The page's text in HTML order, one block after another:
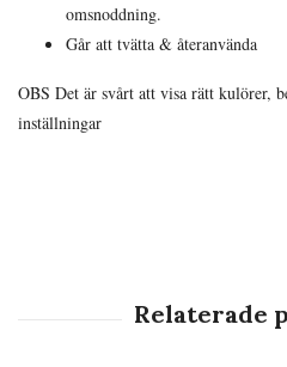
omsnoddning.
Går att tvätta & återanvända
OBS Det är svårt att visa rätt kulörer,
inställningar